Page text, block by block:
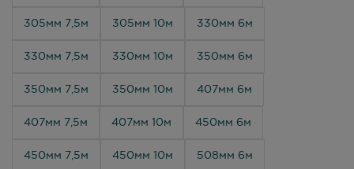
305мм 7,5м 305мм 10м 330мм 6м
330мм 7,5м 330мм 10м 350мм 6м
350мм 7,5м 350мм 10м 407мм 6м
407мм 7,5м 407мм 10м 450мм 6м
450мм 7,5м 450мм 10м 508мм 6м